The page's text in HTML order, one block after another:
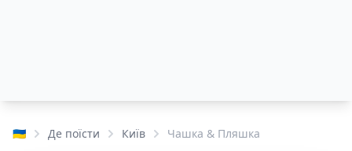
🇺🇦 Де поїсти Київ Чашка & Пляшка